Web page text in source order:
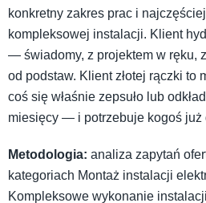
konkretny zakres prac i
kompleksowej instalacji. Klient
— świadomy, z projektem w ręku,
od podstaw. Klient złotej rączki to
coś się właśnie zepsuło lub
miesięcy — i potrzebuje kogoś już
Metodologia: analiza zapytań
kategoriach Montaż instalacji
Kompleksowe wykonanie